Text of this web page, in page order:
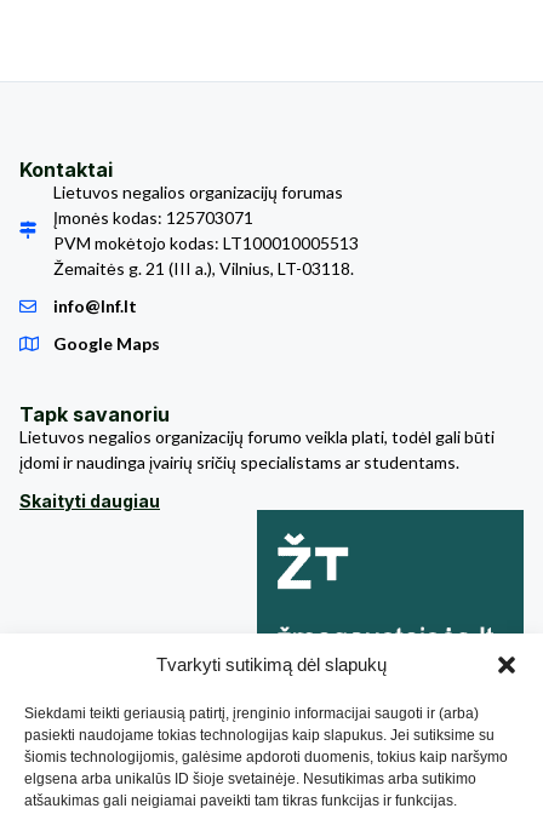
Tvarkyti sutikimą dėl slapukų
Siekdami teikti geriausią patirtį, įrenginio informacijai saugoti ir (arba)
pasiekti naudojame tokias technologijas kaip slapukus. Jei sutiksime su
šiomis technologijomis, galėsime apdoroti duomenis, tokius kaip naršymo
elgsena arba unikalūs ID šioje svetainėje. Nesutikimas arba sutikimo
atšaukimas gali neigiamai paveikti tam tikras funkcijas ir funkcijas.
Kontaktai
Lietuvos negalios organizacijų forumas
Įmonės kodas: 125703071
PVM mokėtojo kodas: LT100010005513
Žemaitės g. 21 (III a.), Vilnius, LT-03118.
info@lnf.lt
Google Maps
Tapk savanoriu
Lietuvos negalios organizacijų forumo veikla plati, todėl gali būti
įdomi ir naudinga įvairių sričių specialistams ar studentams.
Skaityti daugiau